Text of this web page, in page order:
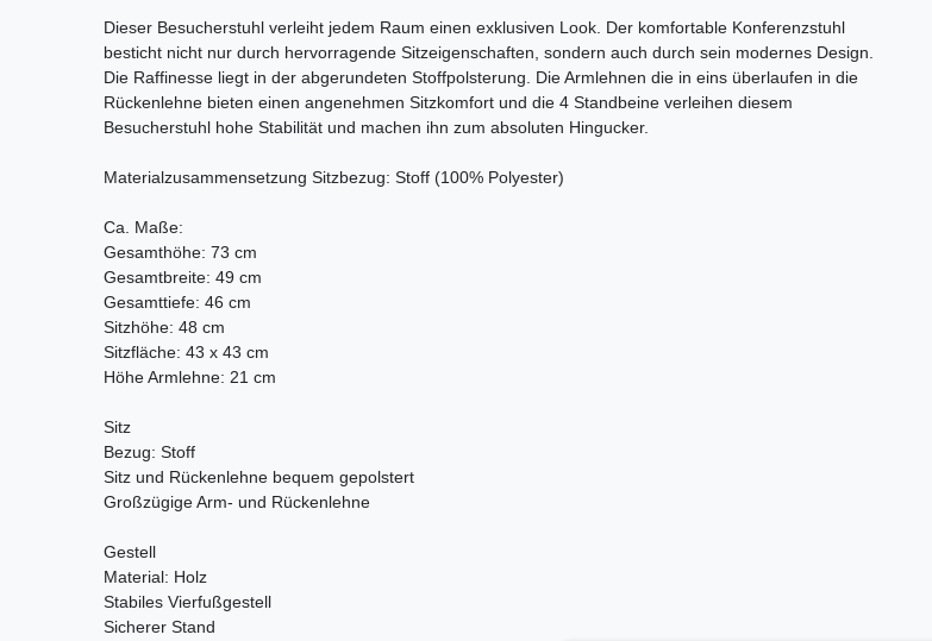
Dieser Besucherstuhl verleiht jedem Raum einen exklusiven Look. Der komfortable Konferenzstuhl
besticht nicht nur durch hervorragende Sitzeigenschaften, sondern auch durch sein modernes Design.
Die Raffinesse liegt in der abgerundeten Stoffpolsterung. Die Armlehnen die in eins überlaufen in die
Rückenlehne bieten einen angenehmen Sitzkomfort und die 4 Standbeine verleihen diesem
Besucherstuhl hohe Stabilität und machen ihn zum absoluten Hingucker.
Materialzusammensetzung Sitzbezug: Stoff (100% Polyester)
Ca. Maße:
Gesamthöhe: 73 cm
Gesamtbreite: 49 cm
Gesamttiefe: 46 cm
Sitzhöhe: 48 cm
Sitzfläche: 43 x 43 cm
Höhe Armlehne: 21 cm
Sitz
Bezug: Stoff
Sitz und Rückenlehne bequem gepolstert
Großzügige Arm- und Rückenlehne
Gestell
Material: Holz
Stabiles Vierfußgestell
Sicherer Stand